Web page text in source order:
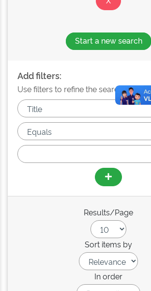
Start a new search
Add filters:
Use filters to refine the search results.
Results/Page
Sort items by
In order